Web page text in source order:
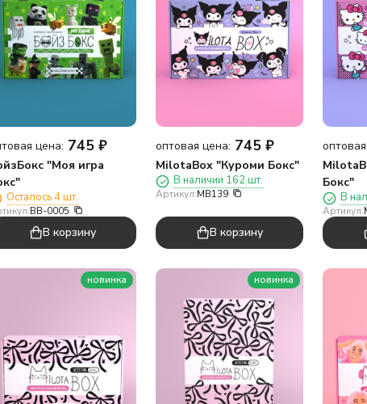
цена: 745 ₽
"Моя игра
Осталось 4 шт.
BB-0005
В корзину
оптовая цена: 745 ₽
MilotaBox "Куроми Бокс"
В наличии 162 шт.
Артикул:MB139
В корзину
Бокс"
В
Артикул:
новинка новинка